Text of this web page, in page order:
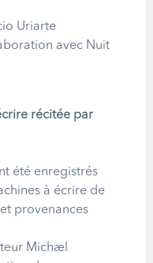
Uriarte
avec Nuit
récitée par
été enregistrés
à écrire de
provenances
Michael